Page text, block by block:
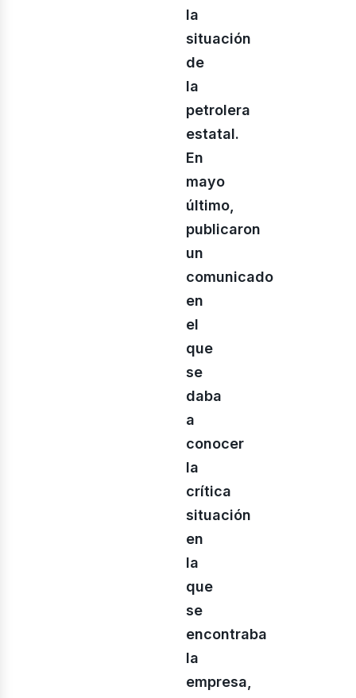
la
situación
de
la
petrolera
estatal.
En
mayo
último,
publicaron
un
comunicado
en
el
que
se
daba
a
conocer
la
crítica
situación
en
la
que
se
encontraba
la
empresa,